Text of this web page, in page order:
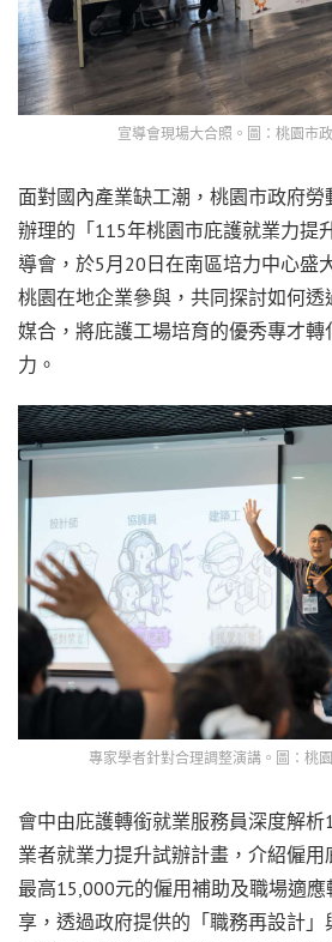
宣導會現場大合照。圖：桃園市
面對國內產業缺工潮，桃園市政府
辦理的「115年桃園市庇護就業力提
導會，於5月20日在南區培力中心盛
桃園在地企業參與，共同探討如何
媒合，將庇護工場培育的優秀專才
力。
專家學者針對合理調整演講。圖：桃
會中由庇護轉銜就業服務員深度解
業者就業力提升試辦計畫，介紹僱用
最高15,000元的僱用補助及職場適
享，透過政府提供的「職務再設計」